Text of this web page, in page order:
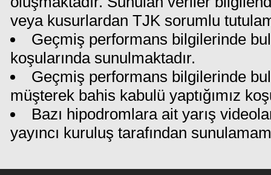
veya kusurlardan TJK sorumlu
Geçmiş performans bilgilerinde
koşularında sunulmaktadır.
Geçmiş performans bilgilerinde
müşterek bahis kabulü yaptığımız
Bazı hipodromlara ait yarış
yayıncı kuruluş tarafından